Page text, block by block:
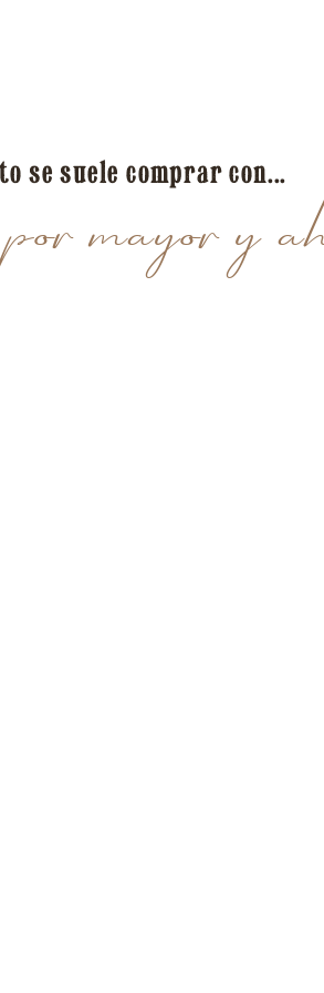
mayor y
se suele comprar con...